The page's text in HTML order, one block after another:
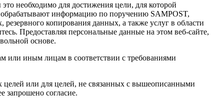
необходимо для достижения цели, для которой
информацию по поручению SAMPOST,
копирования данных, а также услуг в области
Предоставляя персональные данные на этом веб-сайте,
основе.
или иным лицам в соответствии с требованиями
или для целей, не связанных с вышеописанными
запрошено согласие.